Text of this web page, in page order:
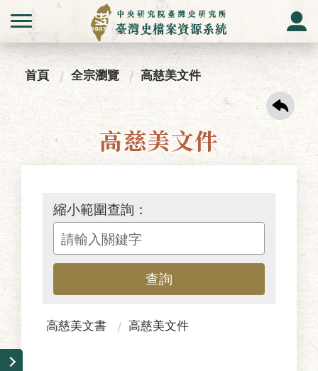
首頁 全宗瀏覽 高慈美文件
高慈美文件
縮小範圍查詢：
查詢
高慈美文書 高慈美文件